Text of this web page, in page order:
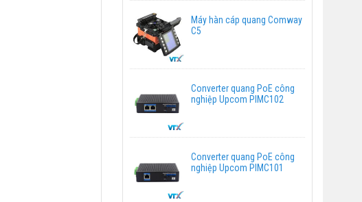
Máy hàn cáp quang Comway
C5
Converter quang PoE công
nghiệp Upcom PIMC102
Converter quang PoE công
nghiệp Upcom PIMC101